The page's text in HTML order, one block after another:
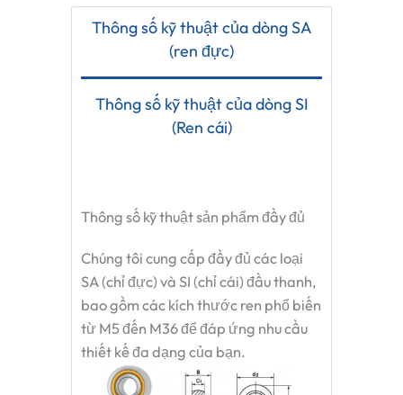
Thông số kỹ thuật của dòng SA
(ren đực)
Thông số kỹ thuật của dòng SI
(Ren cái)
Thông số kỹ thuật sản phẩm đầy đủ
Chúng tôi cung cấp đầy đủ các loại
SA (chỉ đực) và SI (chỉ cái)đầu thanh,
bao gồm các kích thước ren phổ biến
từ M5 đến M36 để đáp ứng nhu cầu
thiết kế đa dạng của bạn.